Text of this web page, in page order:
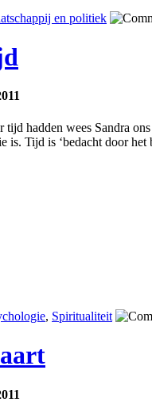
en politiek
tijd hadden wees Sandra
is. Tijd is ‘bedacht door
, Spiritualiteit